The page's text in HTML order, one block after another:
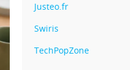
Justeo.fr
Swiris
TechPopZone